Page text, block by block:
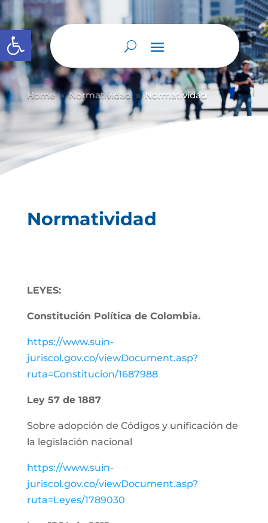
Abrir barra de herramientas
Home 9 Normatividad 9 Normatividad
Normatividad
LEYES:
Constitución Política de Colombia.
https://www.suin-
juriscol.gov.co/viewDocument.asp?
ruta=Constitucion/1687988
Ley 57 de 1887
Sobre adopción de Códigos y unificación de
la legislación nacional
https://www.suin-
juriscol.gov.co/viewDocument.asp?
ruta=Leyes/1789030